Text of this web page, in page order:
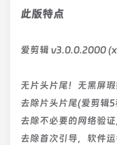
此版特点
爱剪辑 v3.0.0.2000
无片头片尾！无黑屏
去除片头片尾(爱剪辑
去除不必要的网络验
去除首次引导，软件